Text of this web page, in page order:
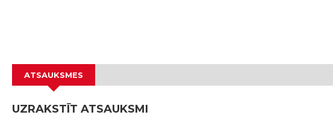
ATSAUKSMES
UZRAKSTĪT ATSAUKSMI